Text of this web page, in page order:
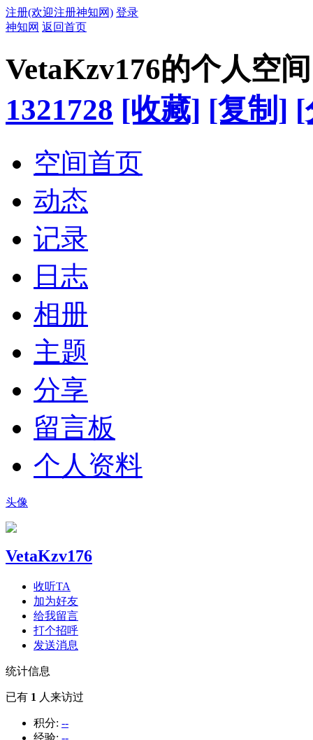
注册(欢迎注册神知网) 登录
神知网 返回首页
VetaKzv176的个人空间
1321728 [收藏] [复制] [
空间首页
动态
记录
日志
相册
主题
分享
留言板
个人资料
头像
VetaKzv176
收听TA
加为好友
给我留言
打个招呼
发送消息
统计信息
已有 1 人来访过
积分: --
经验: --